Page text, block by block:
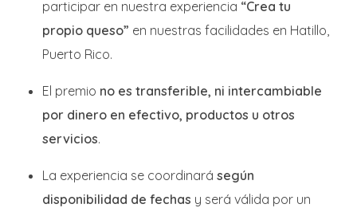
participar en nuestra experiencia “Crea tu
propio queso” en nuestras facilidades en Hatillo,
Puerto Rico.
El premio no es transferible, ni intercambiable
por dinero en efectivo, productos u otros
servicios.
La experiencia se coordinará según
disponibilidad de fechas y será válida por un